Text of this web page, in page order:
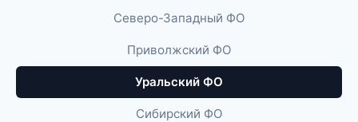
Северо-Западный ФО
Приволжский ФО
Уральский ФО
Сибирский ФО